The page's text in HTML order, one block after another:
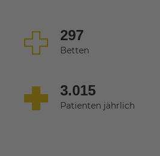
Betten
297
Patienten jährlich
3.015